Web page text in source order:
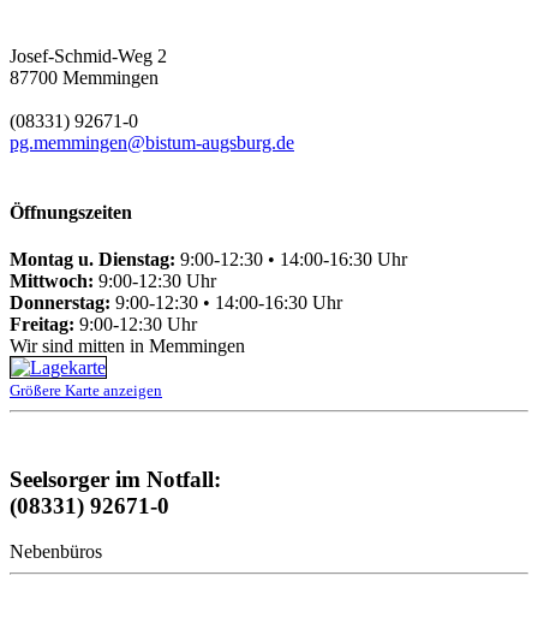
Josef-Schmid-Weg 2
87700 Memmingen
(08331) 92671-0
pg.memmingen@bistum-augsburg.de
Öffnungszeiten
Montag u. Dienstag: 9:00-12:30 • 14:00-16:30 Uhr
Mittwoch: 9:00-12:30 Uhr
Donnerstag: 9:00-12:30 • 14:00-16:30 Uhr
Freitag: 9:00-12:30 Uhr
Wir sind mitten in Memmingen
Größere Karte anzeigen
Seelsorger im Notfall:
(08331) 92671-0
Nebenbüros